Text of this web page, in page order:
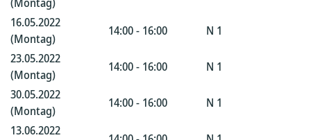
16.05.2022
(Montag)
14:00 - 16:00
N 1
23.05.2022
(Montag)
14:00 - 16:00
N 1
30.05.2022
(Montag)
14:00 - 16:00
N 1
13.06.2022